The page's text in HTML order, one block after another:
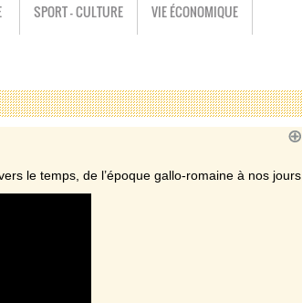
SPORT - CULTURE VIE ÉCONOMIQUE
le temps, de l’époque gallo-romaine à nos jours.